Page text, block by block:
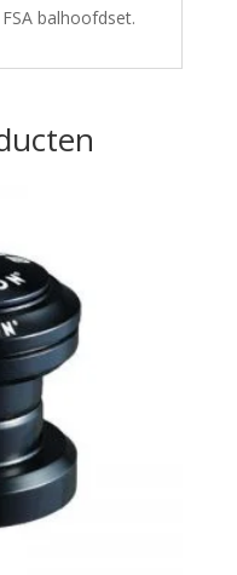
balhoofdset.